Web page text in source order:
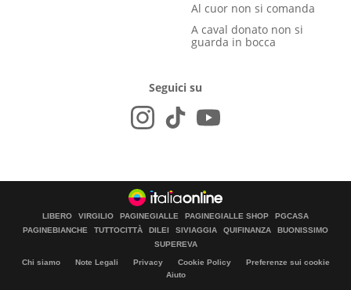
Al cuor non si comanda
A caval donato non si
guarda in bocca
Seguici su
LIBERO VIRGILIO PAGINEGIALLE PAGINEGIALLE SHOP
PGCASA
PAGINEBIANCHE
TUTTOCITTÀ DILEI SIVIAGGIA QUIFINANZA
BUONISSIMO
SUPEREVA
Chi siamo Note Legali Privacy Cookie Policy
Preferenze sui cookie
Aiuto